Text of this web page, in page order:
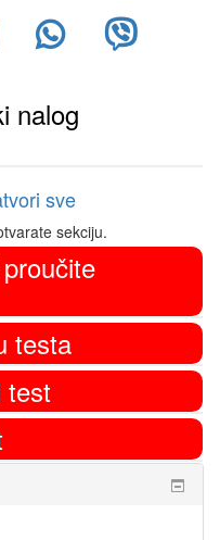
nalog
sve
sekciju.
testa
test